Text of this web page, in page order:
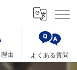
由 よくある質問